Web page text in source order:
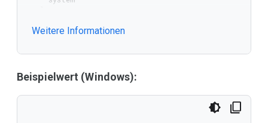
  },
   "type": "boolean"
  "ProxyPacUrl": {
   "type": "string"
  },
Weitere Informationen
Beispielwert (Windows):